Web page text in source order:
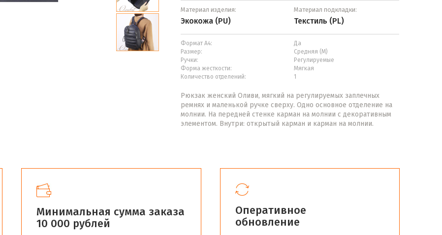
Материал изделия:
Экокожа (PU)
Материал подкладки:
Текстиль (PL)
Формат А4:
Да
Размер:
Средняя (М)
Ручки:
Регулируемые
Форма жесткости:
Мягкая
Количество отделений:
1
Рюкзак женский Оливи, мягкий на регулируемых заплечных
ремнях и маленькой ручке сверху. Одно основное отделение на
молнии. На передней стенке карман на молнии с декоративным
элементом. Внутри: открытый карман и карман на молнии.
Минимальная сумма заказа
10 000 рублей
Оперативное
обновление